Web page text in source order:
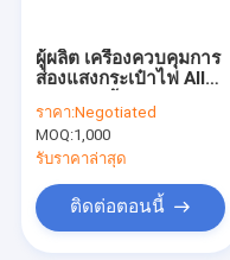
ผู้ผลิต เครื่องควบคุมการ
ส่องแสงกระเป๋าไฟ All-
Hand Sweep Dual
Mode Letaron เครื่อง
ตรวจจับคลื่นมือไร้สาย /
เครื่องตรวจจับการสัมผัส
/ เครื่องตรวจจับประตู /
เครื่องตรวจจับ PIR
ราคา:Negotiated
MOQ:1,000
รับราคาล่าสุด
ติดต่อตอนนี้